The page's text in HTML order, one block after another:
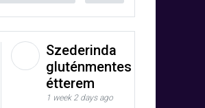
Szederinda
gluténmentes
étterem
1 week 2 days ago